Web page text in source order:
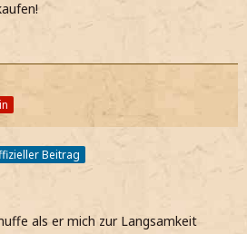
Beitrag
als er mich zur Langsamkeit